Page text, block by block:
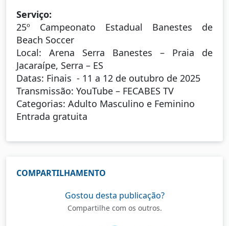
Serviço:
25º Campeonato Estadual Banestes de
Beach Soccer
Local: Arena Serra Banestes – Praia de
Jacaraípe, Serra – ES
Datas: Finais - 11 a 12 de outubro de 2025
Transmissão: YouTube – FECABES TV
Categorias: Adulto Masculino e Feminino
Entrada gratuita
COMPARTILHAMENTO
Gostou desta publicação?
Compartilhe com os outros.